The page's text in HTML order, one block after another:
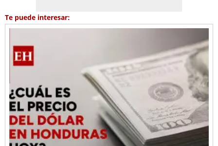
Te puede interesar: